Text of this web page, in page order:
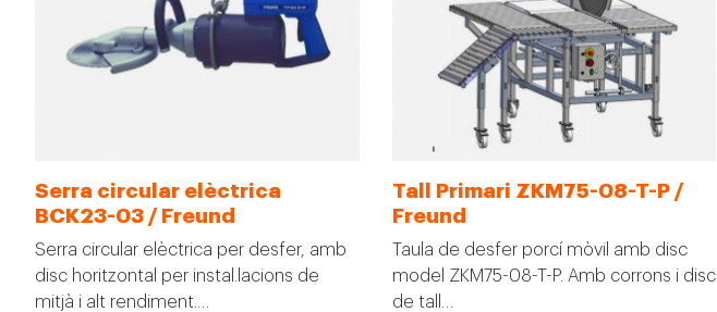
Serra circular elèctrica
BCK23-03 / Freund
Serra circular elèctrica per desfer, amb
disc horitzontal per instal.lacions de
mitjà i alt rendiment.…
Tall Primari ZKM75-08-T-P /
Freund
Taula de desfer porcí mòvil amb disc
model ZKM75-08-T-P. Amb corrons i disc
de tall…